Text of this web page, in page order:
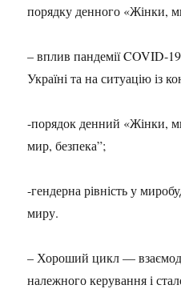
порядку денного «Жінки,
– вплив пандемії COVID-
Україні та на ситуацію із
-порядок денний «Жінки,
мир, безпека”;
-гендерна рівність у
миру.
– Хороший цикл —
належного керування і